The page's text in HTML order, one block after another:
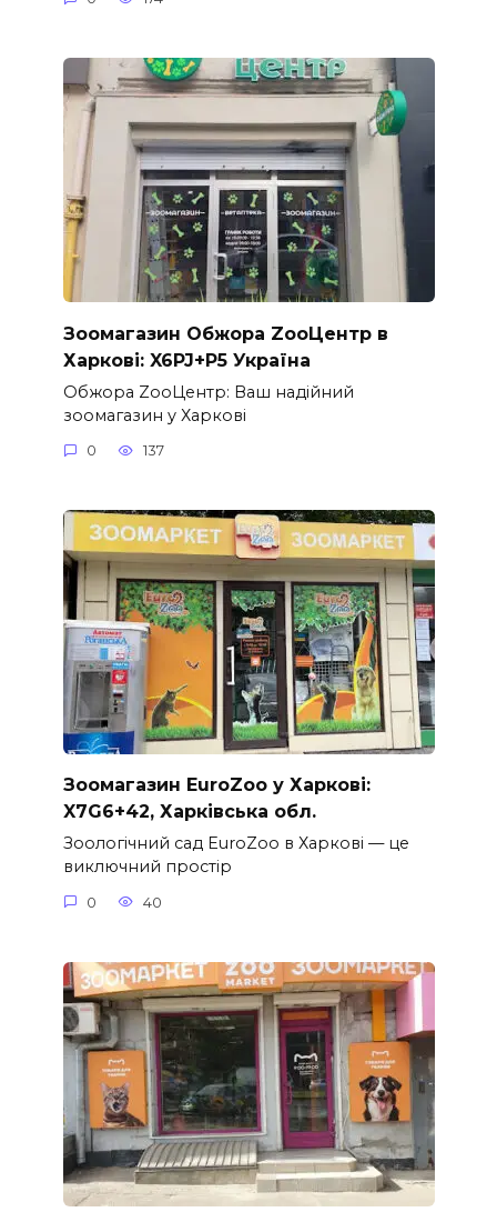
Зоомагазин Обжора ZooЦентр в
Харкові: X6PJ+P5 Україна
Обжора ZooЦентр: Ваш надійний
зоомагазин у Харкові
0 137
Зоомагазин EuroZoo у Харкові:
X7G6+42, Харківська обл.
Зоологічний сад EuroZoo в Харкові — це
виключний простір
0 40